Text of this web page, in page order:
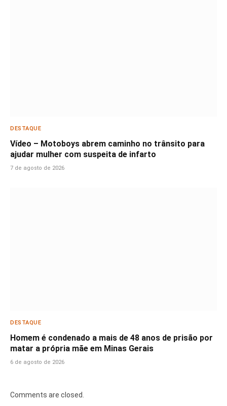
DESTAQUE
Vídeo – Motoboys abrem caminho no trânsito para
ajudar mulher com suspeita de infarto
7 de agosto de 2026
DESTAQUE
Homem é condenado a mais de 48 anos de prisão por
matar a própria mãe em Minas Gerais
6 de agosto de 2026
Comments are closed.